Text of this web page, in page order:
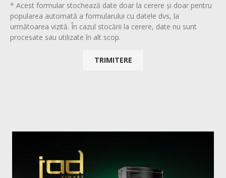
* Acest formular stochează date doar la cerere și doar pentru
popularea automată a formularului cu datele dvs, la
următoarea vizită. În cazul stocării la cerere, date nu sunt
procesate sau utilizate în alt scop.